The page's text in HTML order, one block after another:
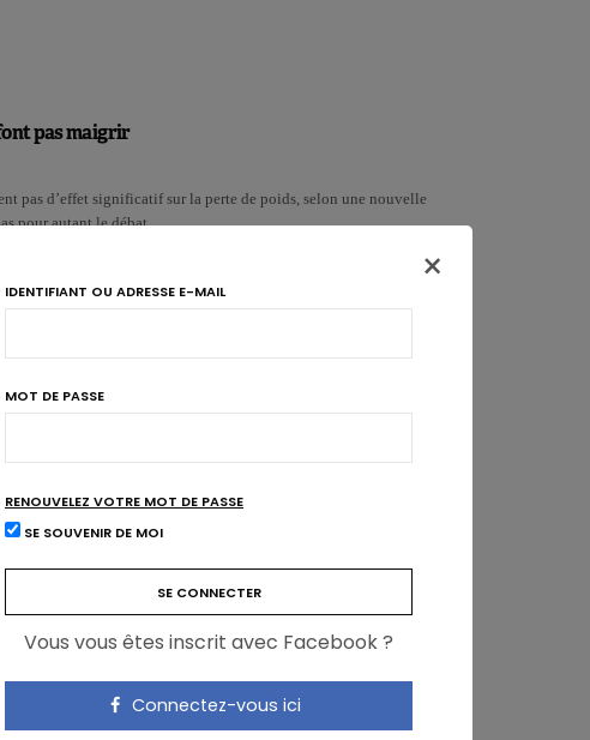
pas maigrir
pas d’effet significatif sur la perte de poids, selon une nouvelle
pour autant le débat.…
les bienfaits du yaourt
l’ajout de poudre de peau d’ananas dans le yaourt
et augmente son potentiel antio…
améliore le microbiote de patients IBD
montre que le microbiote des patients atteints d’une
s’améliore en consommant du yaour…
×
IDENTIFIANT OU ADRESSE E-MAIL
MOT DE PASSE
RENOUVELEZ VOTRE MOT DE PASSE
SE SOUVENIR DE MOI
Vous vous êtes inscrit avec Facebook ?
Connectez-vous ici